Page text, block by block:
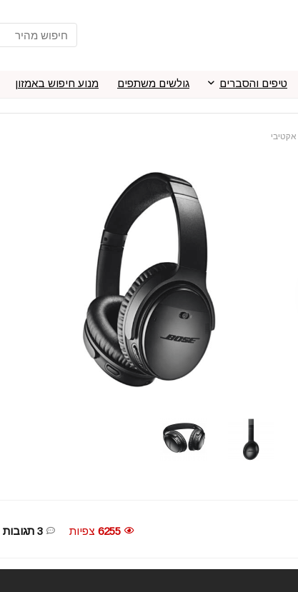
טיפים והסברים גולשים משתפים מנוע חיפוש באמזון
6255 צפיות 3 תגובות